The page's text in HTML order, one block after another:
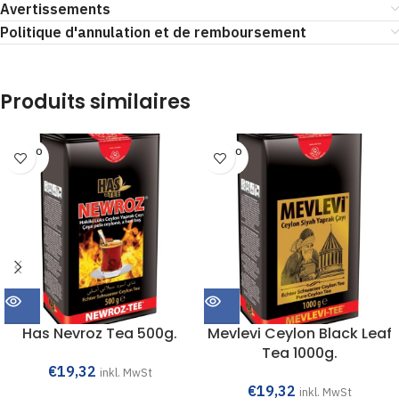
Avertissements
Politique d'annulation et de remboursement
Produits similaires
SOLD O
UT
Has Nevroz Tea 500g.
€19,32 inkl. MwSt
SOLD O
UT
Mevlevi Ceylon Black Leaf
Tea 1000g.
€19,32 inkl. MwSt